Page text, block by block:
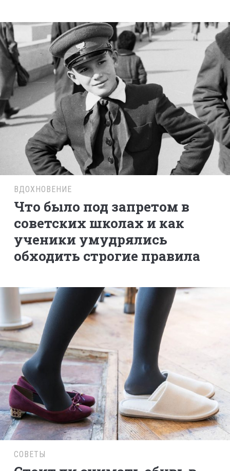
ВДОХНОВЕНИЕ
Что было под запретом в
советских школах и как
ученики умудрялись
обходить строгие правила
СОВЕТЫ